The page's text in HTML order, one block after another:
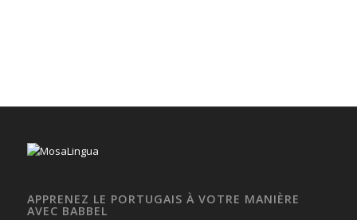
APPRENEZ LE PORTUGAIS À VOTRE MANIÈRE
AVEC BABBEL